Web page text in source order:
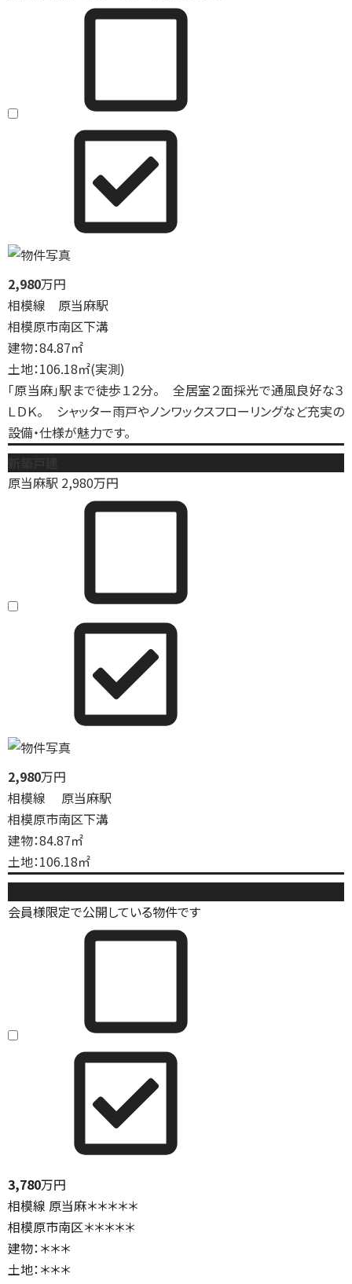
2,980万円
相模線 原当麻駅
相模原市南区下溝
建物：84.87㎡
土地：106.18㎡(実測)
「原当麻」駅まで徒歩１２分。 全居室２面採光で通風良好な３
ＬＤＫ。 シャッター雨戸やノンワックスフローリングなど充実の
設備・仕様が魅力です。
原当麻駅 2,980万円
2,980万円
相模線 原当麻駅
相模原市南区下溝
建物：84.87㎡
土地：106.18㎡
会員様限定で公開している物件です
3,780万円
相模線 原当麻＊＊＊＊＊
相模原市南区＊＊＊＊＊
建物：＊＊＊
土地：＊＊＊